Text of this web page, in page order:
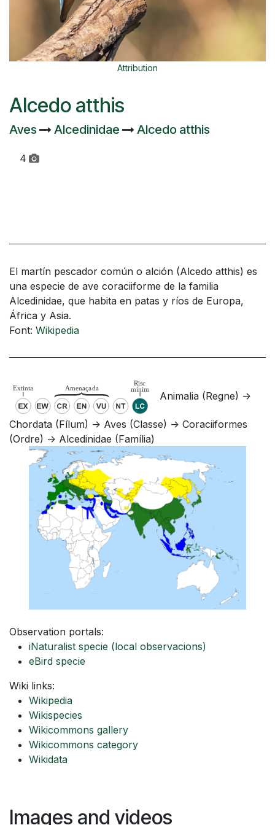
Attribution
Alcedo atthis
Aves Alcedinidae Alcedo atthis
4
El martín pescador común​ o alción (Alcedo atthis) es
una especie de ave coraciiforme de la familia
Alcedinidae, que habita en patas y ríos de Europa,
África y Asia.
Font: Wikipedia
Animalia (Regne) ->
Chordata (Fílum) -> Aves (Classe) -> Coraciiformes
(Ordre) -> Alcedinidae (Família)
Observation portals:
iNaturalist specie (local observacions)
eBird specie
Wiki links:
Wikipedia
Wikispecies
Wikicommons gallery
Wikicommons category
Wikidata
Images and videos